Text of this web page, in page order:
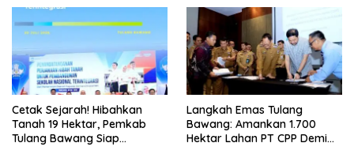
Cetak Sejarah! Hibahkan
Tanah 19 Hektar, Pemkab
Tulang Bawang Siap
Langkah Emas Tulang
Bawang: Amankan 1.700
Hektar Lahan PT CPP Demi